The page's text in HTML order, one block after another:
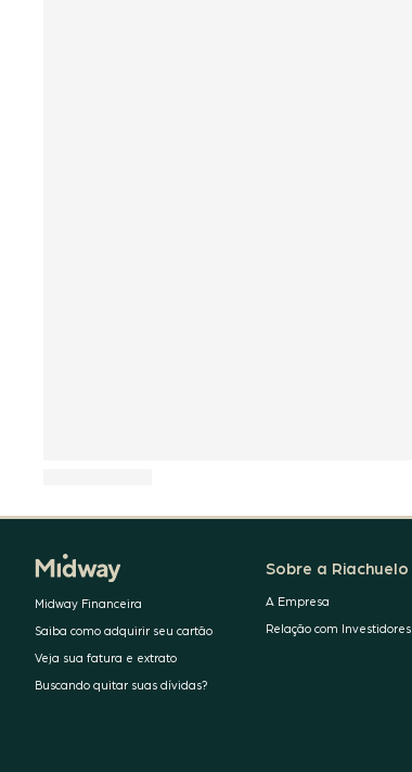
Midway Financeira
Saiba como adquirir seu cartão
Veja sua fatura e extrato
Buscando quitar suas dívidas?
Sobre a Riachuelo
A Empresa
Relação com Investidores